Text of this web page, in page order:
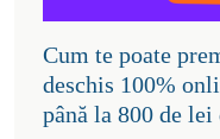
Cum te poate
deschis 100%
până la 800 de